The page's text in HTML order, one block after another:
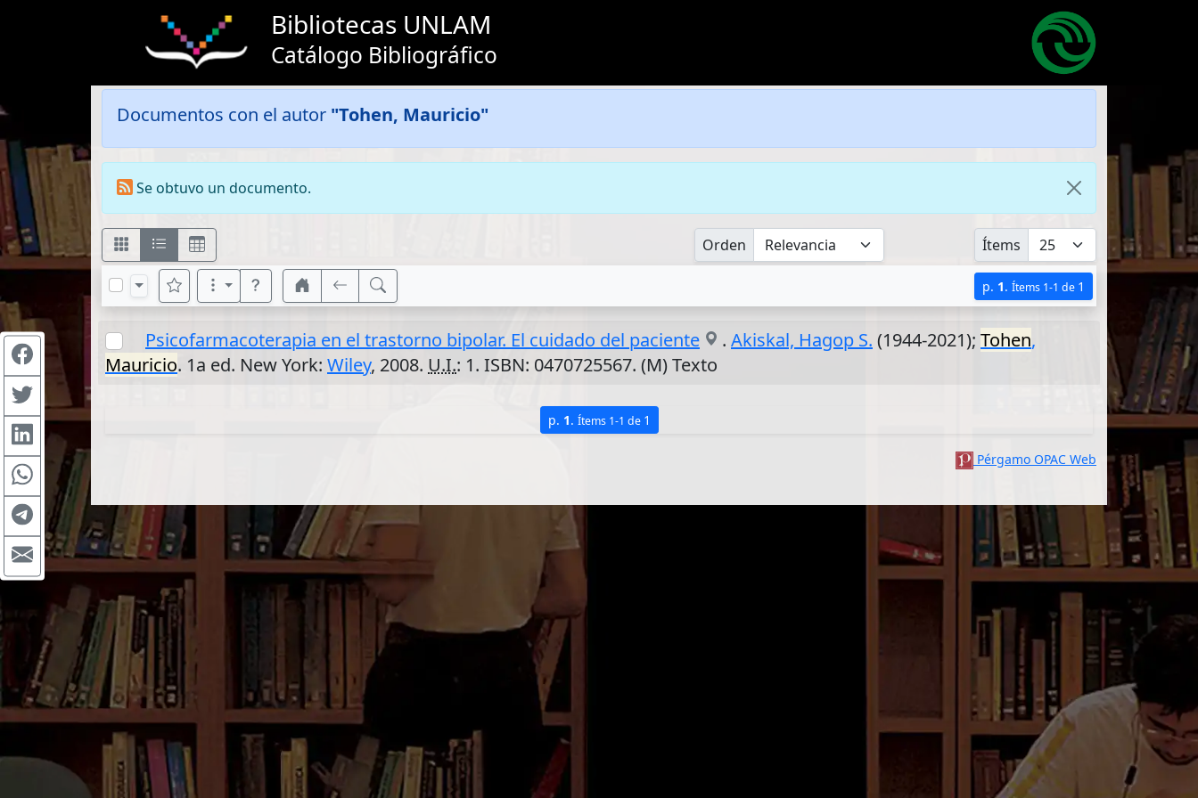
Bibliotecas UNLAM
Catálogo Bibliográfico
Documentos con el autor "Tohen, Mauricio"
Se obtuvo un documento.
Orden Ítems
p. 1. Ítems 1-1 de 1
Psicofarmacoterapia en el trastorno bipolar. El cuidado del paciente . Akiskal, Hagop S. (1944-2021); Tohen,
Mauricio. 1a ed. New York: Wiley, 2008. U.I.: 1. ISBN: 0470725567. (M) Texto
p. 1. Ítems 1-1 de 1
Pérgamo OPAC Web